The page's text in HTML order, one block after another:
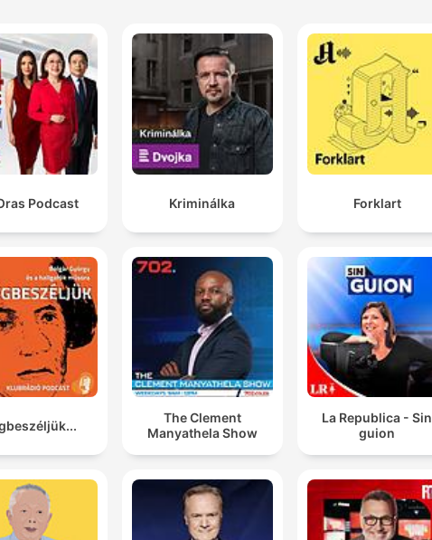
Podcast Kriminálka Forklart
The Clement
Manyathela Show
La Republica - Sin
guion